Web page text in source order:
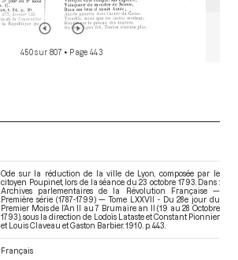
450 sur 807 • Page 443
Ode sur la réduction de la ville de Lyon, composée par le
citoyen Poupinet, lors de la séance du 23 octobre 1793. Dans :
Archives parlementaires de la Révolution Française —
Première série (1787-1799) — Tome LXXVII - Du 28e jour du
Premier Mois de l’An II au 7 Brumaire an II (19 au 28 Octobre
1793) , sous la direction de Lodoïs Lataste et Constant Pionnier
et Louis Claveau et Gaston Barbier. 1910. p. 443.
Français